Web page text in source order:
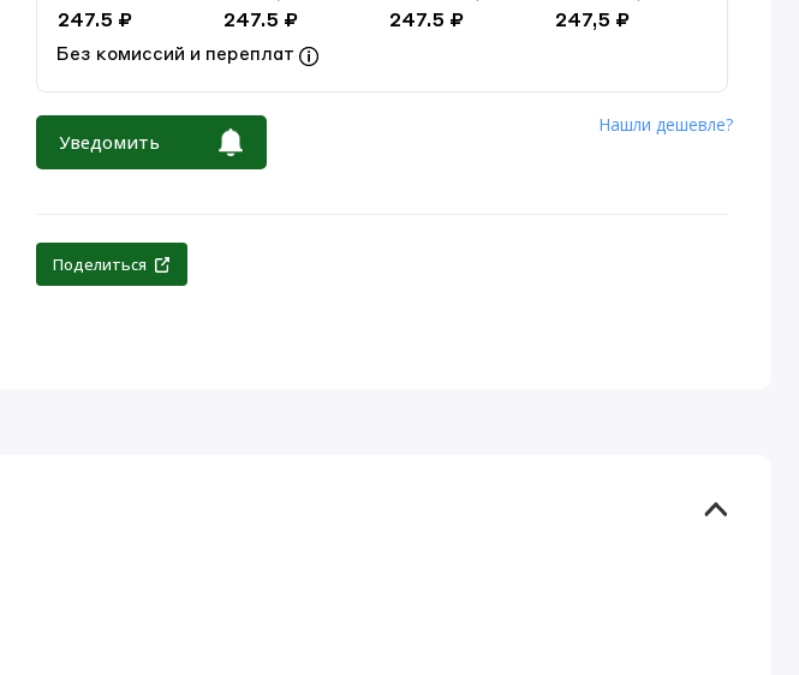
247.5 ₽ 247.5 ₽ 247.5 ₽ 247,5 ₽
Без комиссий и переплат
Уведомить
Нашли дешевле?
Поделиться